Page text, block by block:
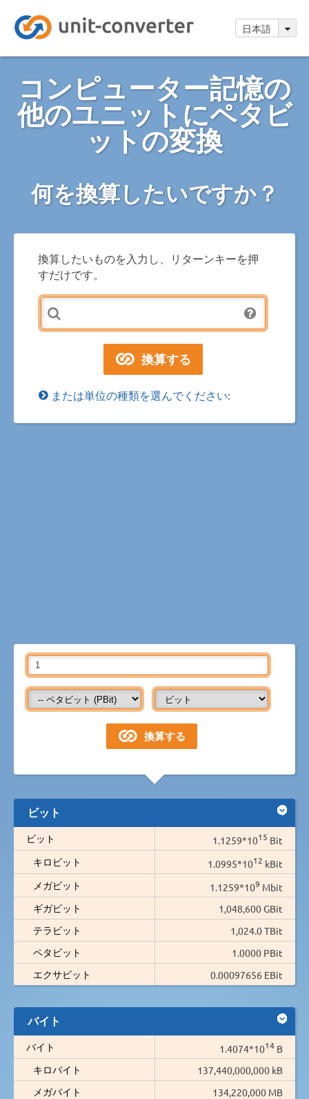
日本語
コンピューター記憶の
他のユニットにペタビ
ットの変換
何を換算したいですか？
換算したいものを入力し、リターンキーを押
すだけです。
または単位の種類を選んでください:
ビット
ビット 1.1259*1015 Bit
キロビット
1.0995*1012 kBit
メガビット
1.1259*109 Mbit
ギガビット
1,048,600 GBit
テラビット
1,024.0 TBit
ペタビット
1.0000 PBit
エクサビット
0.00097656 EBit
バイト
バイト 1.4074*1014 B
キロバイト
137,440,000,000 kB
メガバイト
134,220,000 MB